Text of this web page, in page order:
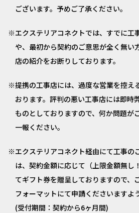
ございます。予めご了承ください。
エクステリアコネクトでは、すでに工
や、最初から契約のご意思が全く無い
店の紹介をお断りしております。
提携の工事店には、過度な営業を控え
おります。評判の悪い工事店には即時
ものとしておりますので、何か問題が
一報ください。
エクステリアコネクト経由にて工事の
は、契約金額に応じて（上限金額無し
てギフト券を贈呈しておりますので、
フォーマットにて申請くださいますよ
(受付期間：契約から6ヶ月間)